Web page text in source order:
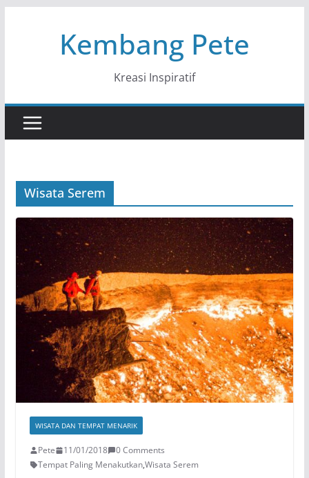
Kembang Pete
Kreasi Inspiratif
Wisata Serem
WISATA DAN TEMPAT MENARIK
Pete 11/01/2018
0 Comments
Tempat Paling Menakutkan,Wisata Serem